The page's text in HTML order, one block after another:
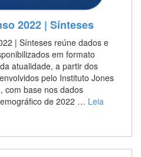
2022 | Sínteses
| Sínteses reúne dados e
em formato
atualidade, a partir dos
pelo Instituto Jones
com base nos dados
de 2022 … Leia